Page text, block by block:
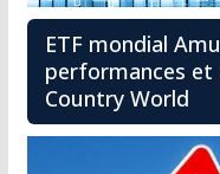
ETF mondial
performances et
Country World